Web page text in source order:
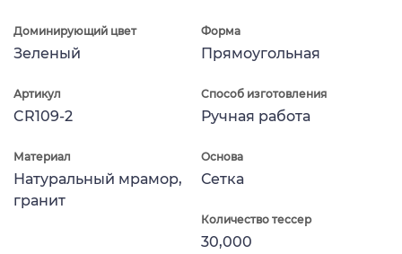
Доминирующий цвет
Зеленый
Форма
Прямоугольная
Артикул
CR109-2
Способ изготовления
Ручная работа
Материал
Натуральный мрамор,
гранит
Основа
Сетка
Количество тессер
30,000